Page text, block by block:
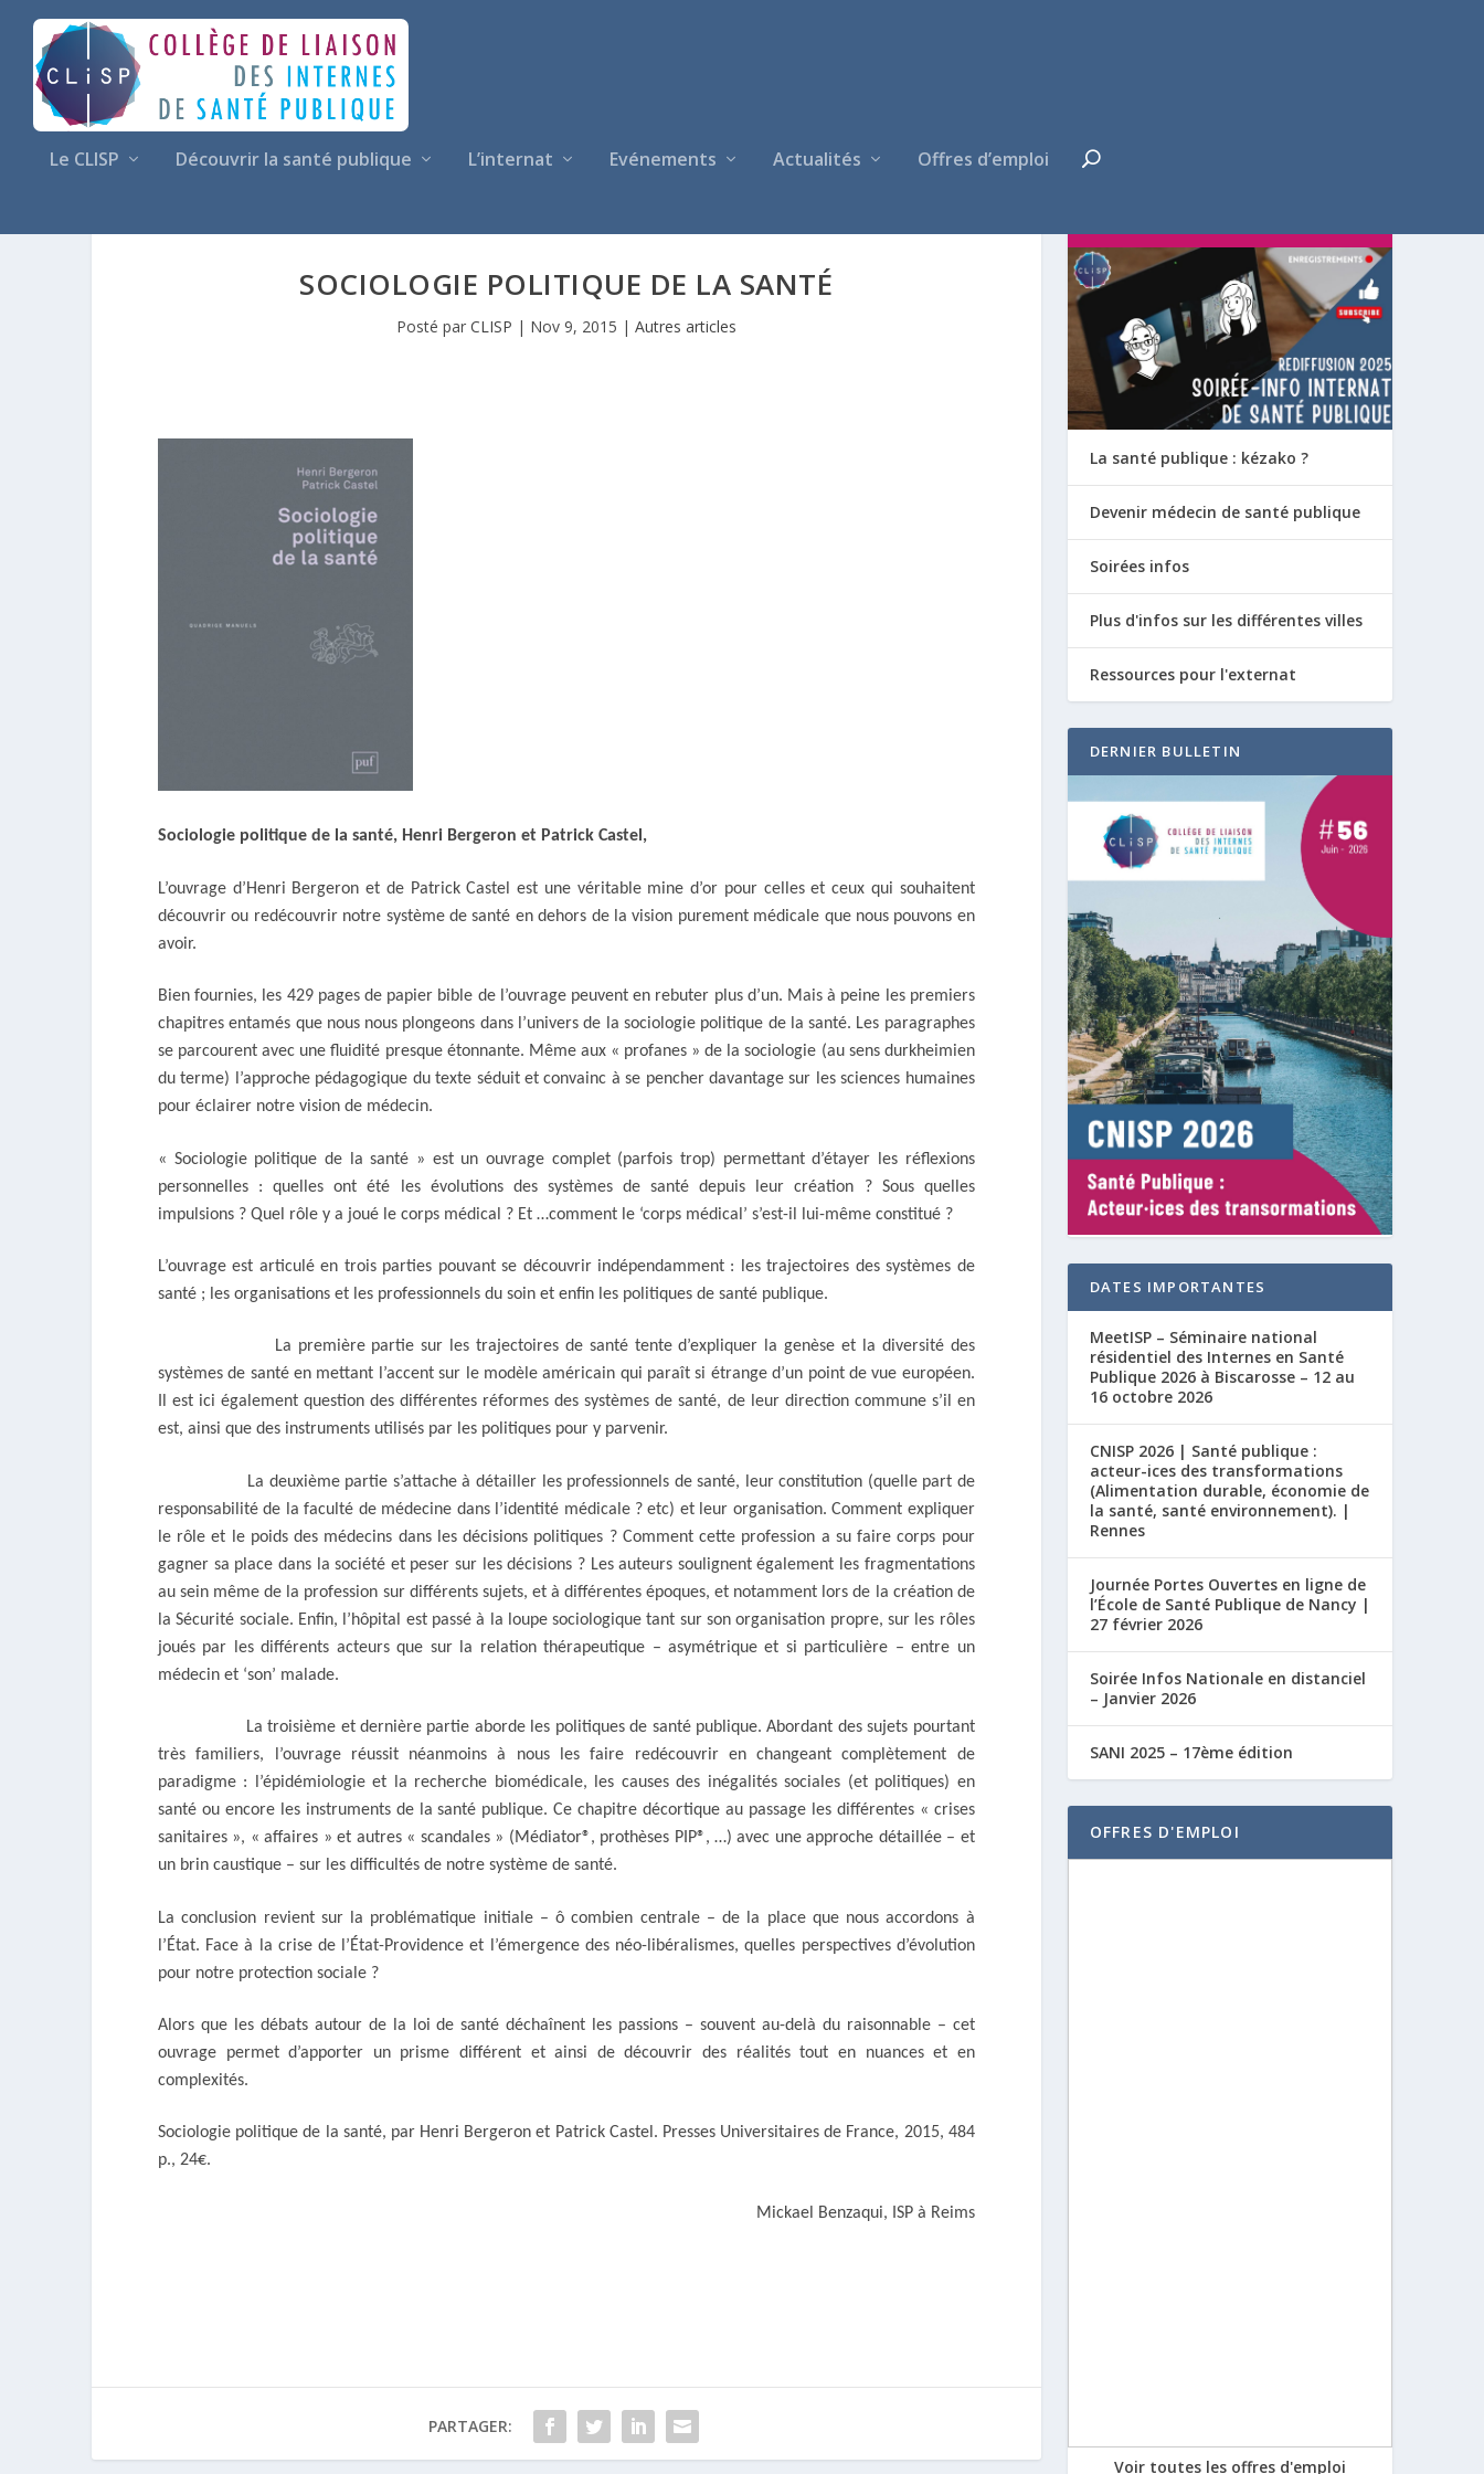
Le CLISP Découvrir la santé publique L’internat Evénements Actualités Offres d’emploi
SOCIOLOGIE POLITIQUE DE LA SANTÉ
Posté par CLISP | Nov 9, 2015 | Autres articles
Sociologie politique de la santé, Henri Bergeron et Patrick Castel,
L’ouvrage d’Henri Bergeron et de Patrick Castel est une véritable mine d’or pour celles et ceux qui souhaitent
découvrir ou redécouvrir notre système de santé en dehors de la vision purement médicale que nous pouvons en
avoir.
Bien fournies, les 429 pages de papier bible de l’ouvrage peuvent en rebuter plus d’un. Mais à peine les premiers
chapitres entamés que nous nous plongeons dans l’univers de la sociologie politique de la santé. Les paragraphes
se parcourent avec une fluidité presque étonnante. Même aux « profanes » de la sociologie (au sens durkheimien
du terme) l’approche pédagogique du texte séduit et convainc à se pencher davantage sur les sciences humaines
pour éclairer notre vision de médecin.
« Sociologie politique de la santé » est un ouvrage complet (parfois trop) permettant d’étayer les réflexions
personnelles : quelles ont été les évolutions des systèmes de santé depuis leur création ? Sous quelles
impulsions ? Quel rôle y a joué le corps médical ? Et …comment le ‘corps médical’ s’est-il lui-même constitué ?
L’ouvrage est articulé en trois parties pouvant se découvrir indépendamment : les trajectoires des systèmes de
santé ; les organisations et les professionnels du soin et enfin les politiques de santé publique.
La première partie sur les trajectoires de santé tente d’expliquer la genèse et la diversité des
systèmes de santé en mettant l’accent sur le modèle américain qui paraît si étrange d’un point de vue européen.
Il est ici également question des différentes réformes des systèmes de santé, de leur direction commune s’il en
est, ainsi que des instruments utilisés par les politiques pour y parvenir.
La deuxième partie s’attache à détailler les professionnels de santé, leur constitution (quelle part de
responsabilité de la faculté de médecine dans l’identité médicale ? etc) et leur organisation. Comment expliquer
le rôle et le poids des médecins dans les décisions politiques ? Comment cette profession a su faire corps pour
gagner sa place dans la société et peser sur les décisions ? Les auteurs soulignent également les fragmentations
au sein même de la profession sur différents sujets, et à différentes époques, et notamment lors de la création de
la Sécurité sociale. Enfin, l’hôpital est passé à la loupe sociologique tant sur son organisation propre, sur les rôles
joués par les différents acteurs que sur la relation thérapeutique – asymétrique et si particulière – entre un
médecin et ‘son’ malade.
La troisième et dernière partie aborde les politiques de santé publique. Abordant des sujets pourtant
très familiers, l’ouvrage réussit néanmoins à nous les faire redécouvrir en changeant complètement de
paradigme : l’épidémiologie et la recherche biomédicale, les causes des inégalités sociales (et politiques) en
santé ou encore les instruments de la santé publique. Ce chapitre décortique au passage les différentes « crises
sanitaires », « affaires » et autres « scandales » (Médiator®, prothèses PIP®, …) avec une approche détaillée – et
un brin caustique – sur les difficultés de notre système de santé.
La conclusion revient sur la problématique initiale – ô combien centrale – de la place que nous accordons à
l’État. Face à la crise de l’État-Providence et l’émergence des néo-libéralismes, quelles perspectives d’évolution
pour notre protection sociale ?
Alors que les débats autour de la loi de santé déchaînent les passions – souvent au-delà du raisonnable – cet
ouvrage permet d’apporter un prisme différent et ainsi de découvrir des réalités tout en nuances et en
complexités.
Sociologie politique de la santé, par Henri Bergeron et Patrick Castel. Presses Universitaires de France, 2015, 484
p., 24€.
Mickael Benzaqui, ISP à Reims
PARTAGER:
La santé publique : kézako ?
Devenir médecin de santé publique
Soirées infos
Plus d'infos sur les différentes villes
Ressources pour l'externat
DERNIER BULLETIN
DATES IMPORTANTES
MeetISP – Séminaire national
résidentiel des Internes en Santé
Publique 2026 à Biscarosse – 12 au
16 octobre 2026
CNISP 2026 | Santé publique :
acteur-ices des transformations
(Alimentation durable, économie de
la santé, santé environnement). |
Rennes
Journée Portes Ouvertes en ligne de
l’École de Santé Publique de Nancy |
27 février 2026
Soirée Infos Nationale en distanciel
– Janvier 2026
SANI 2025 – 17ème édition
OFFRES D'EMPLOI
Voir toutes les offres d'emploi